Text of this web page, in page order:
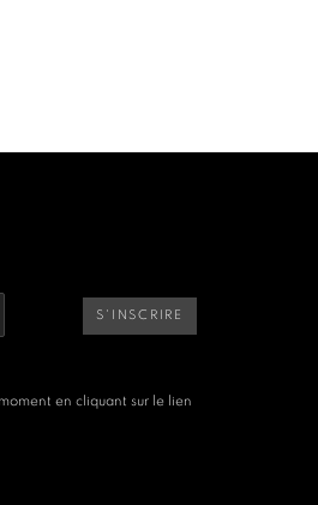
S'INSCRIRE
en cliquant sur le lien